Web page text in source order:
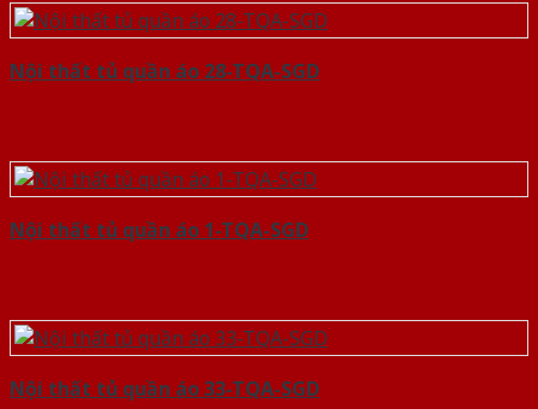
Nội thất tủ quần áo 28-TQA-SGD
Nội thất tủ quần áo 1-TQA-SGD
Nội thất tủ quần áo 33-TQA-SGD